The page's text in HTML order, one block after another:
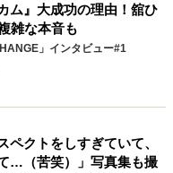
品
ストステージ
ム』大成功の理由！舘ひ
雑な本音も
」インタビュー#1
ペクトをしすぎていて、
…（苦笑）」写真集も撮